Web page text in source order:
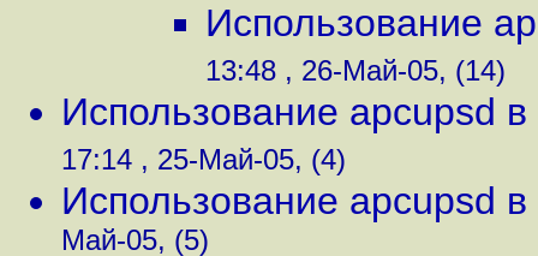
Использование
13:48 , 26-Май-05, (14)
Использование apcupsd в
17:14 , 25-Май-05, (4)
Использование apcupsd в
Май-05, (5)